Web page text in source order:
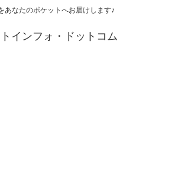
あなたのポケットへお届けします♪